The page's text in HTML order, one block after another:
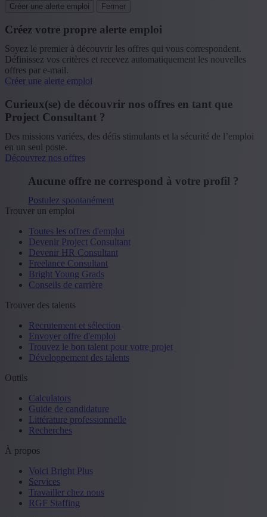
Créer une alerte emploi Fermer
Créez votre propre alerte emploi
Soyez le premier à découvrir les offres qui vous correspondent.
Définissez vos critères et recevez automatiquement les nouvelles
offres par e-mail.
Créer une alerte emploi
Curieux(se) de découvrir nos offres en tant que
Project Consultant ?
Des missions variées, des défis stimulants et la sécurité de l’emploi
en un seul poste.
Découvrez nos offres
Aucune offre ne correspond à votre profil ?
Postulez spontanément
Trouver un emploi
Toutes les offres d'emploi
Devenir Project Consultant
Devenir HR Consultant
Freelance Consultant
Bright Young Grads
Conseils de carrière
Trouver des talents
Recrutement et sélection
Envoyer offre d'emploi
Trouvez le bon talent pour votre projet
Développement des talents
Outils
Calculators
Guide de candidature
Littérature professionnelle
Recherches
À propos
Voici Bright Plus
Services
Travailler chez nous
RGF Staffing